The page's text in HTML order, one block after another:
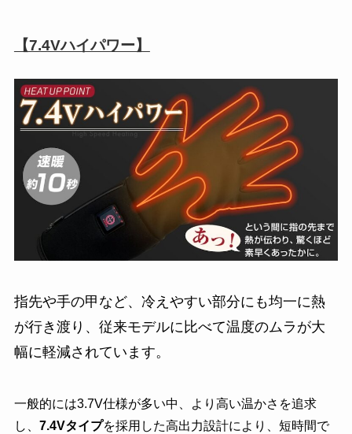
【7.4Vハイパワー】
指先や手の甲など、冷えやすい部分にも均一に熱
が行き渡り、従来モデルに比べて温度のムラが大
幅に軽減されています。
一般的には3.7V仕様が多い中、より高い温かさを追求
し、 7.4Vタイプを採用した高出力設計により、短時間で